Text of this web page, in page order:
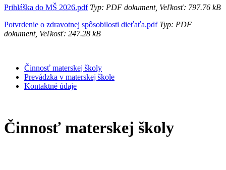
Prihláška do MŠ 2026.pdfTyp: PDF dokument, Veľkosť: 797.76 kB
Potvrdenie o zdravotnej spôsobilosti dieťaťa.pdfTyp: PDF
dokument, Veľkosť: 247.28 kB
Činnosť materskej školy
Prevádzka v materskej škole
Kontaktné údaje
Činnosť materskej školy